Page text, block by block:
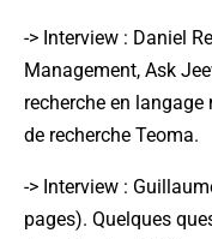
-> Interview : Daniel
Management, Ask
recherche en
de recherche Teoma.
-> Interview :
pages). Quelques